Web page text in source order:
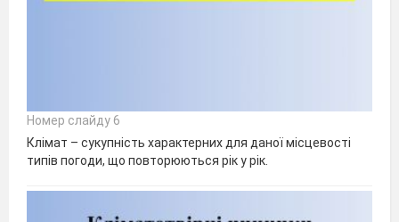
Номер слайду 6
Клімат – сукупність характерних для даної місцевості
типів погоди, що повторюються рік у рік.